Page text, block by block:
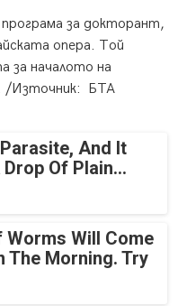
за докторант,
опера. Той
за началото на
/Източник: БТА
And It
Of Plain...
Worms Will Come
The Morning. Try